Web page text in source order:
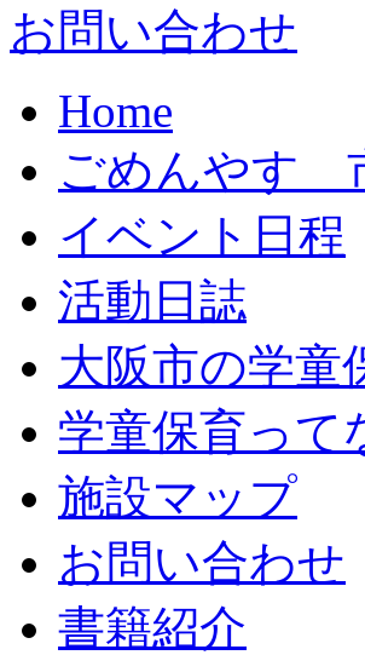
お問い合わせ
Home
ごめんやす
イベント日程
活動日誌
大阪市の学童
学童保育って
施設マップ
お問い合わせ
書籍紹介